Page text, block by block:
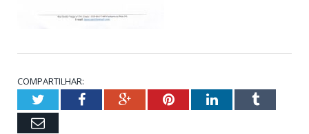
COMPARTILHAR:
TwitterFacebookGoogle+PinterestLinkedInTumblr
Email